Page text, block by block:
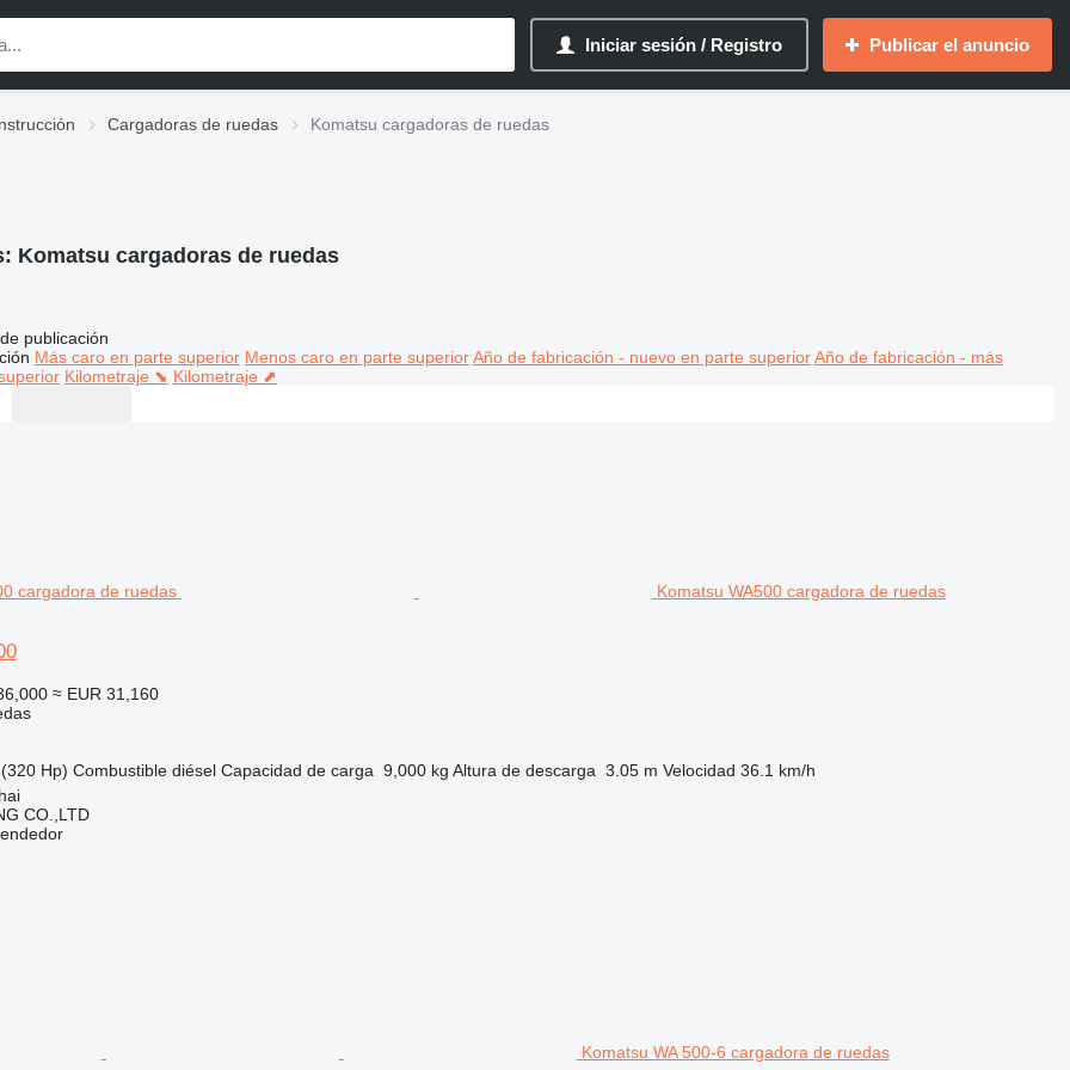
Iniciar sesión / Registro Publicar el anuncio
Cargadoras de ruedas Komatsu cargadoras de ruedas
Komatsu cargadoras de ruedas
publicación
Más caro en parte superior Menos caro en parte superior Año de fabricación - nuevo en parte superior Año de fabricación - más
Kilometraje ⬊ Kilometraje ⬈
Komatsu WA500 cargadora de ruedas
≈ EUR 31,160
Hp) Combustible diésel Capacidad de carga 9,000 kg Altura de descarga 3.05 m Velocidad 36.1 km/h
CO.,LTD
Komatsu WA 500-6 cargadora de ruedas